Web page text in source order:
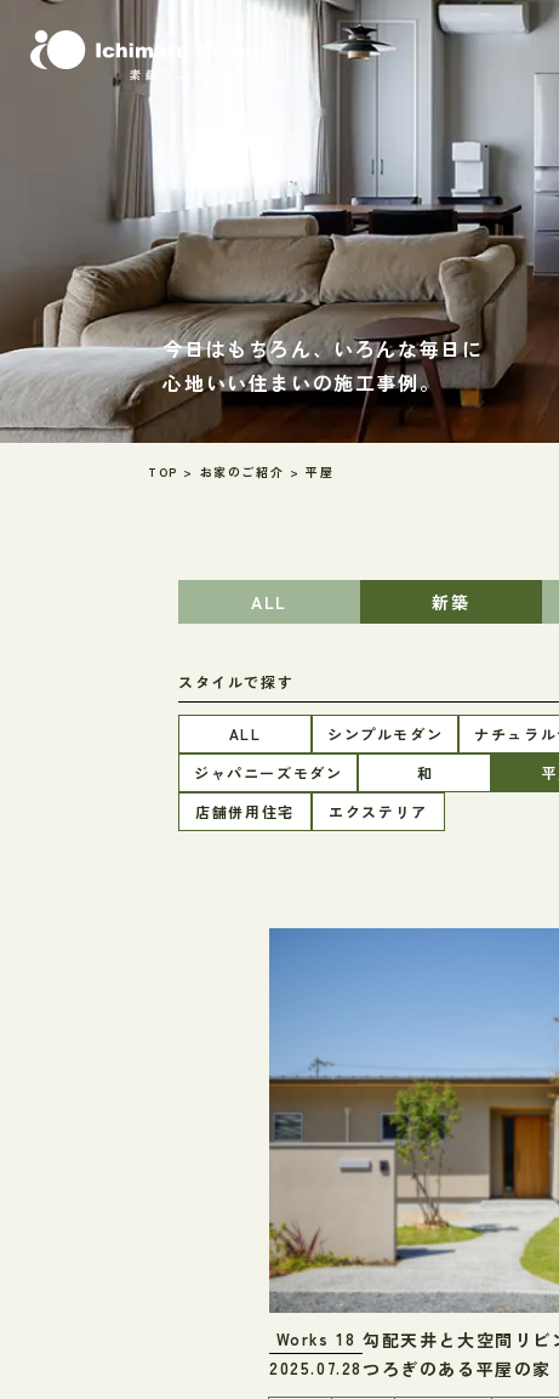
今日はもちろん、いろんな毎日に
心地いい住まいの施工事例。
TOP > お家のご紹介 >平屋
ALL 新築
スタイルで探す
ALL シンプルモダン
ナチュラ
ジャパニーズモダン
和
店舗併用住宅
エクステリア
Works18
2025.07.28
勾配天井と大空間リビ
つろぎのある平屋の家